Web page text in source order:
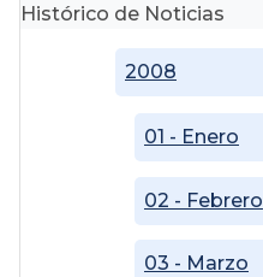
Histórico de Noticias
2008
01 - Enero
02 - Febrero
03 - Marzo